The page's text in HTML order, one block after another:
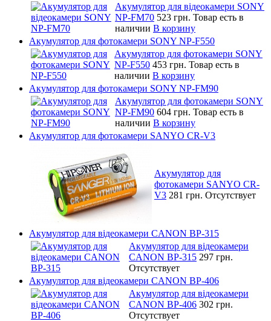
Акумулятор для відеокамери SONY
NP-FM70 523 грн. Товар есть в
наличии В корзину
Акумулятор для фотокамери SONY NP-F550
Акумулятор для фотокамери SONY
NP-F550 453 грн. Товар есть в
наличии В корзину
Акумулятор для фотокамери SONY NP-FM90
Акумулятор для фотокамери SONY
NP-FM90 604 грн. Товар есть в
наличии В корзину
Акумулятор для фотокамери SANYO CR-V3
Акумулятор для
фотокамери SANYO CR-
V3 281 грн. Отсутствует
Акумулятор для відеокамери CANON BP-315
Акумулятор для відеокамери
CANON BP-315 297 грн.
Отсутствует
Акумулятор для відеокамери CANON BP-406
Акумулятор для відеокамери
CANON BP-406 302 грн.
Отсутствует